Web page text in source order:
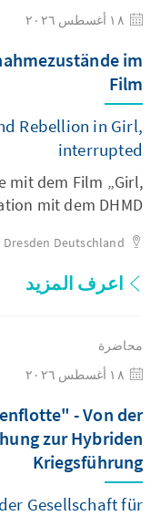
im
Film
Rebellion in Girl,
interrupted
mit dem Film „Girl,
mit dem DHMD
Dresden Deutschland
اعرف المزيد
محاضرة
- Von der
zur Hybriden
Kriegsführung
Gesellschaft für